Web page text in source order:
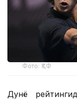
Фото: ҚТФ
Дунё